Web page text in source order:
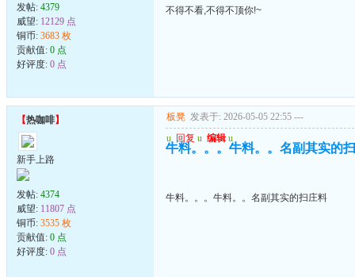
发帖: 4379
威望: 12129 点
铜币: 3683 枚
贡献值: 0 点
好评度: 0 点
不得不看,不得不顶你!~
【热咖啡】
新手上路
发帖: 4374
威望: 11807 点
铜币: 3535 枚
贡献值: 0 点
好评度: 0 点
板凳 发表于: 2026-05-05 22:55 ---
u 回复 u 编辑 u
牛料。。。牛料。。名副其实的
牛料。。。牛料。。名副其实的扫庄料